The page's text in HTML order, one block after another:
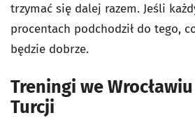
trzymać się dalej razem. Jeśli
procentach podchodził do tego,
będzie dobrze.
Treningi we
Turcji